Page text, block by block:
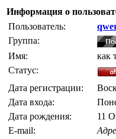
Информация о
Пользователь:
Группа:
Имя:
как
Статус:
Дата регистрации:
Дата входа:
Дата рождения:
11
E-mail: